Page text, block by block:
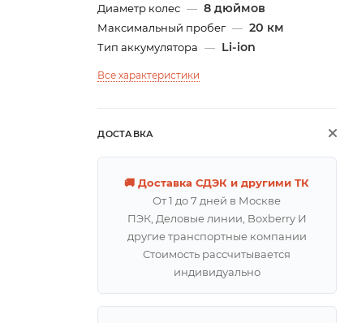
Диаметр колес — 8 дюймов
Максимальный пробег — 20 км
Тип аккумулятора — Li-ion
Все характеристики
ДОСТАВКА
🚚 Доставка СДЭК и другими ТК
От 1 до 7 дней в Москве
ПЭК, Деловые линии, Boxberry И
другие транспортные компании
Стоимость рассчитывается
индивидуально